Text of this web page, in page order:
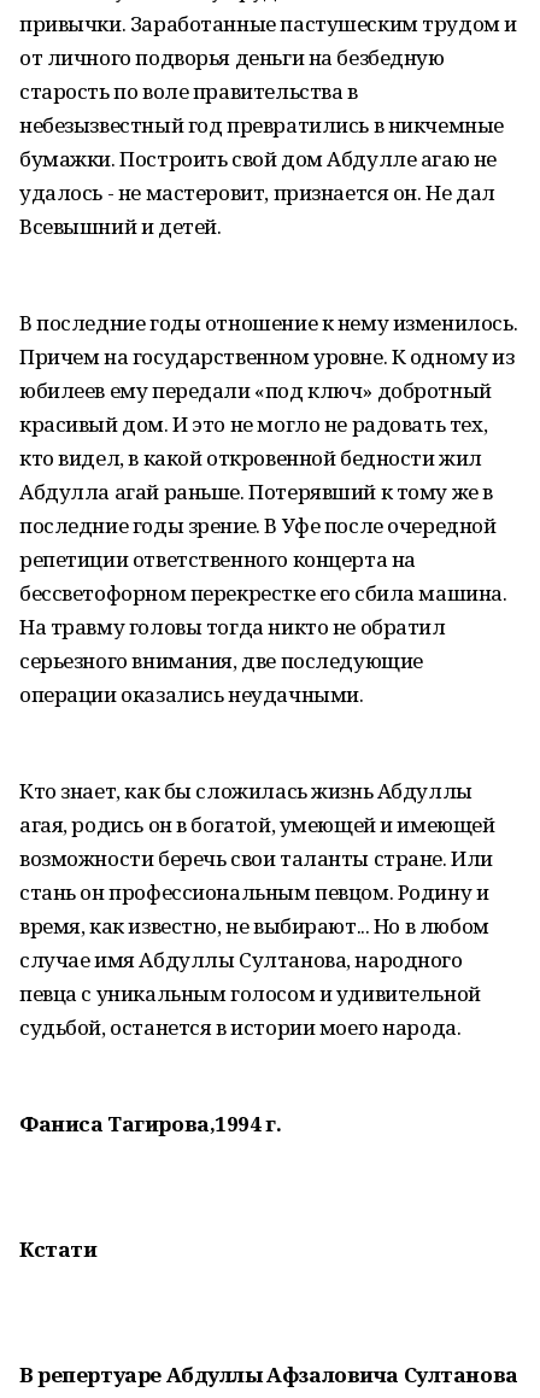
привычки. Заработанные пастушеским трудом и
от личного подворья деньги на безбедную
старость по воле правительства в
небезызвестный год превратились в никчемные
бумажки. Построить свой дом Абдулле агаю не
удалось - не мастеровит, признается он. Не дал
Всевышний и детей.
В последние годы отношение к нему изменилось.
Причем на государственном уровне. К одному из
юбилеев ему передали «под ключ» добротный
красивый дом. И это не могло не радовать тех,
кто видел, в какой откровенной бедности жил
Абдулла агай раньше. Потерявший к тому же в
последние годы зрение. В Уфе после очередной
репетиции ответственного концерта на
бессветофорном перекрестке его сбила машина.
На травму головы тогда никто не обратил
серьезного внимания, две последующие
операции оказались неудачными.
Кто знает, как бы сложилась жизнь Абдуллы
агая, родись он в богатой, умеющей и имеющей
возможности беречь свои таланты стране. Или
стань он профессиональным певцом. Родину и
время, как известно, не выбирают... Но в любом
случае имя Абдуллы Султанова, народного
певца с уникальным голосом и удивительной
судьбой, останется в истории моего народа.
Фаниса Тагирова,1994 г.
Кстати
В репертуаре Абдуллы Афзаловича Султанова